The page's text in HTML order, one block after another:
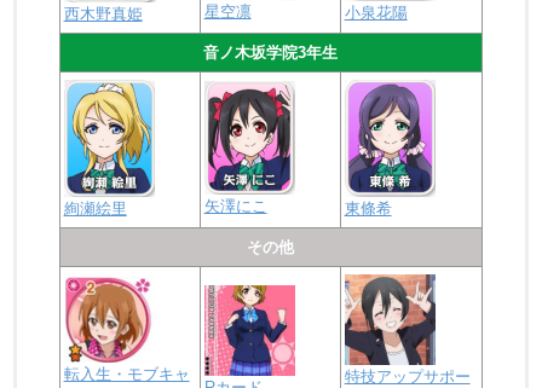
西木野真姫 星空凛 小泉花陽
音ノ木坂学院3年生
絢瀬絵里 矢澤にこ 東條希
その他
転入生・モブキャ
特技アップサポー